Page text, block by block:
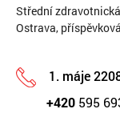
Střední
Ostrava,
1. máje
+420 595